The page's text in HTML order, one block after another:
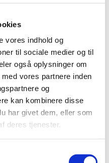
vores indhold og
til sociale medier og til
også oplysninger om
vores partnere inden
og
kan kombinere disse
har givet dem, eller som
deres tjenester.
et lokalopgør med
Nu håber eleverne
i den
mod personalet
af naturvejleder Lars
overrakte præmier
uges besøg og
rigtig mange